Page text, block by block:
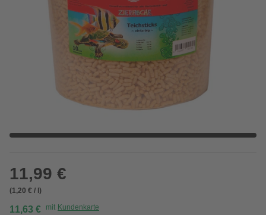
11,99 €
(1,20 € / l)
11,63 € mit Kundenkarte